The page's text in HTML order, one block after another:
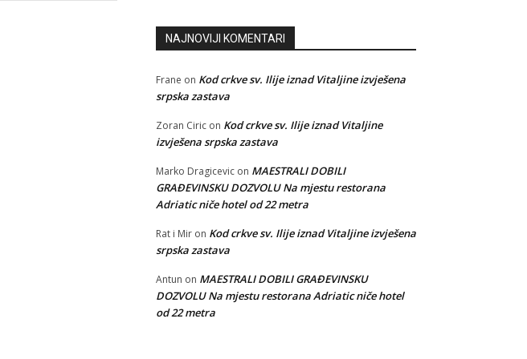
NAJNOVIJI KOMENTARI
Frane on Kod crkve sv. Ilije iznad Vitaljine izvješena
srpska zastava
Zoran Ciric on Kod crkve sv. Ilije iznad Vitaljine
izvješena srpska zastava
Marko Dragicevic on MAESTRALI DOBILI
GRAĐEVINSKU DOZVOLU Na mjestu restorana
Adriatic niče hotel od 22 metra
Rat i Mir on Kod crkve sv. Ilije iznad Vitaljine izvješena
srpska zastava
Antun on MAESTRALI DOBILI GRAĐEVINSKU
DOZVOLU Na mjestu restorana Adriatic niče hotel
od 22 metra